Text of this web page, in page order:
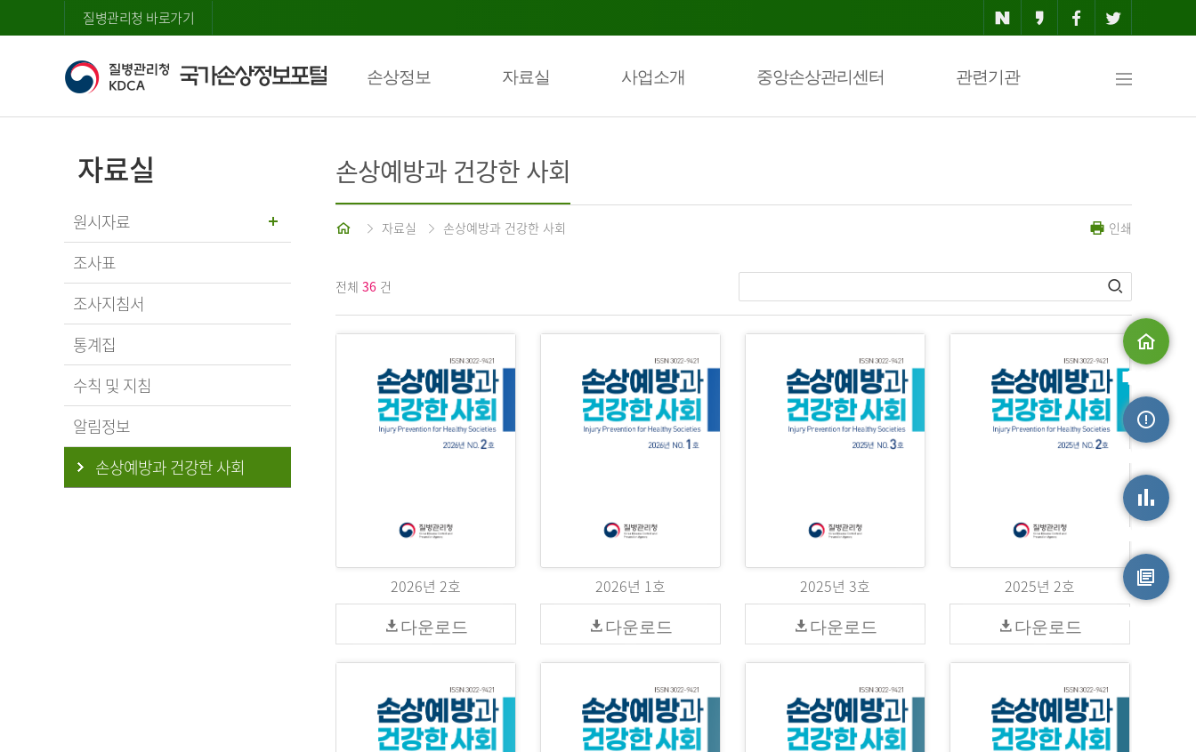
질병관리청 바로가기
손상정보 자료실 사업소개 중앙손상관리센터 관련기관
맵
자료실
원시자료
조사표
조사지침서
통계집
수칙 및 지침
알림정보
손상예방과 건강한 사회
손상예방과 건강한 사회
홈 자료실 손상예방과 건강한 사회 인쇄
전체 36 건
2026년 2호
다운로드
2026년 1호
다운로드
2025년 3호
다운로드
2025년 2호
다운로드
메인으로
원시자료